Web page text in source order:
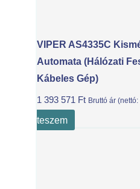
VIPER AS4335C
Automata (Hálózati
Kábeles Gép)
1 393 571 Ft Bruttó ár (nettó:
teszem